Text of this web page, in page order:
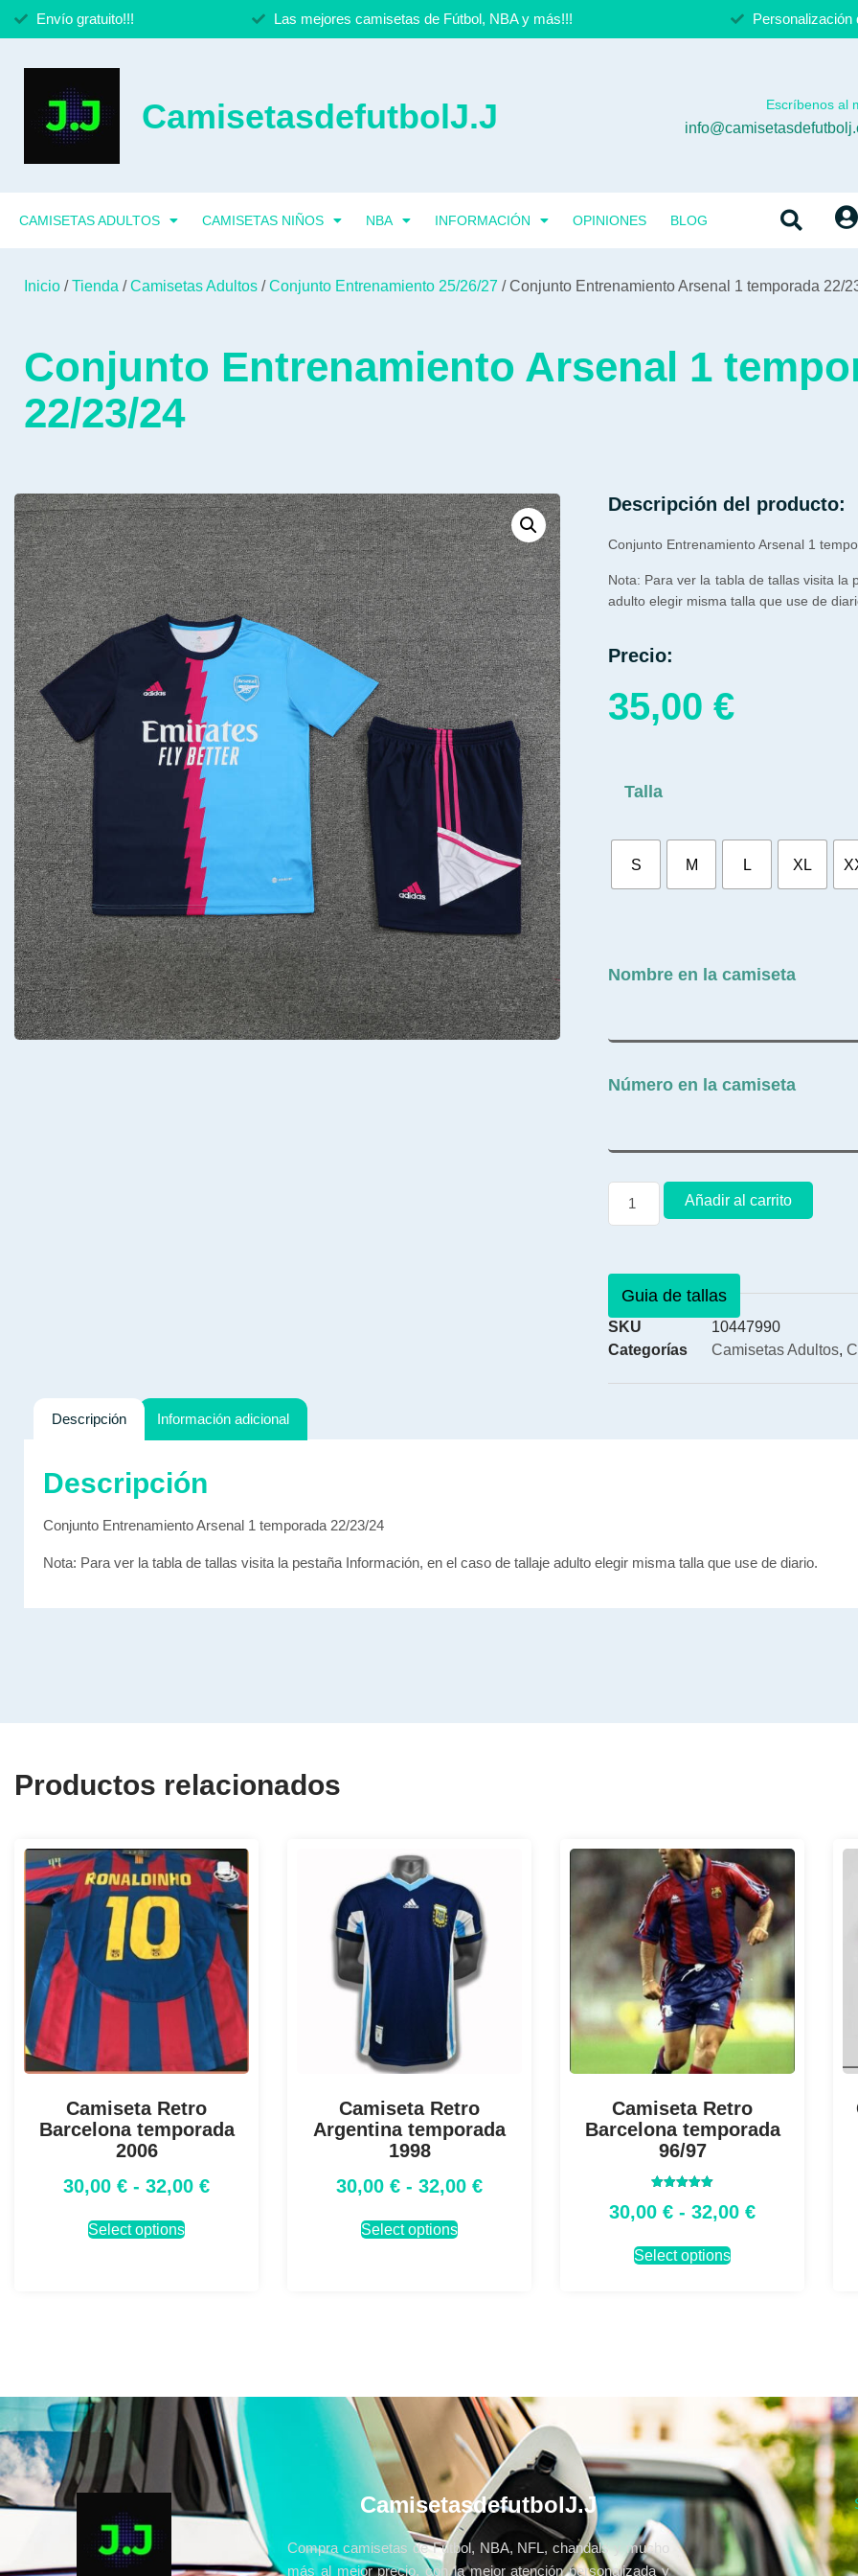
Envío gratuito!!! Las mejores camisetas de Fútbol, NBA y más!!! Personalización
CamisetasdefutbolJ.J Escríbenos al
CAMISETAS ADULTOS CAMISETAS NIÑOS NBA INFORMACIÓN OPINIONES BLOG
Inicio /Tienda /Camisetas Adultos /Conjunto Entrenamiento 25/26/27 / Conjunto Entrenamiento Arsenal 1 temporada 22/
Conjunto Entrenamiento Arsenal 1
22/23/24
Descripción del producto:
Conjunto Entrenamiento Arsenal 1
Nota: Para ver la tabla de tallas visita la
adulto elegir misma talla que use de
Precio:
35,00 €
Talla
S M L XL
Nombre en la camiseta
Número en la camiseta
Añadir al carrito
Guia de tallas
SKU
10447990
Categorías
Camisetas Adultos,
Descripción Información adicional
Descripción
Conjunto Entrenamiento Arsenal 1 temporada 22/23/24
Nota: Para ver la tabla de tallas visita la pestaña Información, en el caso de tallaje adulto elegir misma talla que use de diario.
Productos relacionados
Camiseta Retro
Barcelona temporada
2006
30,00 € - 32,00 €
Select options
Camiseta Retro
Argentina temporada
1998
30,00 € - 32,00 €
Select options
Camiseta Retro
Barcelona temporada
96/97
5.00
30,00 € - 32,00 €
Select options
CamisetasdefutbolJ.J
Compra camisetas de Fútbol, NBA, NFL, chandals y mucho
más al mejor precio, con la mejor atención personalizada y